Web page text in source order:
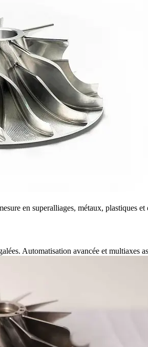
en superalliages, métaux, plastiques
Automatisation avancée et multiaxes